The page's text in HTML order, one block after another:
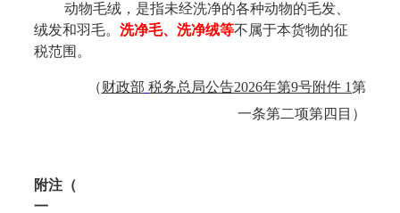
动物毛绒，是指未经洗净的各种动物的毛发、
绒发和羽毛。洗净毛、洗净绒等不属于本货物的征
税范围。
（财政部 税务总局公告2026年第9号附件 1第
一条第二项第四目 ）
附注（
一